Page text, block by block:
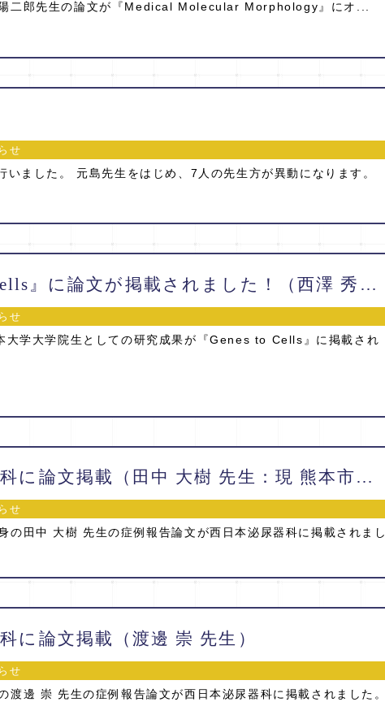
二郎先生の論文が『Medical Molecular Morphology』にオ...
せ
いました。 元島先生をはじめ、7人の先生方が異動になります。
『Genes to Cells』に論文が掲載されました！（西澤 秀和 先生）
せ
大学大学院生としての研究成果が『Genes to Cells』に掲載され
西日本泌尿器科に論文掲載（田中 大樹 先生：現 熊本市民病院）
せ
の田中 大樹 先生の症例報告論文が西日本泌尿器科に掲載されまし
に論文掲載（渡邊 崇 先生）
せ
渡邊 崇 先生の症例報告論文が西日本泌尿器科に掲載されました。